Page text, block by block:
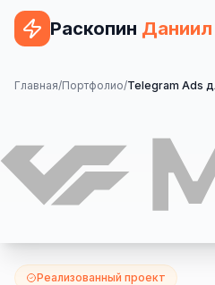
Раскопин Даниил
Услуги
Сайт на 1С-Битрикс
Сайт на WordPress
Сайт на OpenCart
Главная/Портфолио/
Реализованный проект